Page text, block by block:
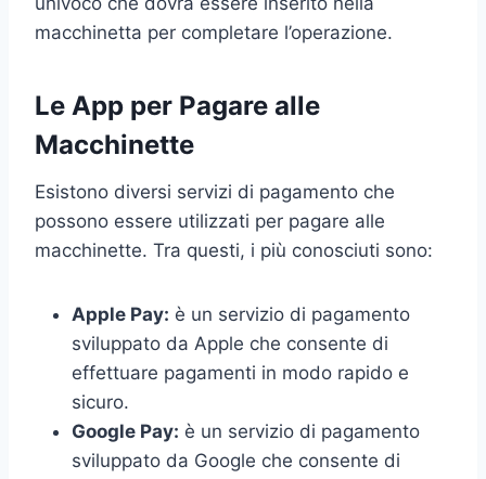
macchinetta per completare l’operazione.
Le App per Pagare alle
Macchinette
Esistono diversi servizi di pagamento che
possono essere utilizzati per pagare alle
macchinette. Tra questi, i più conosciuti sono:
Apple Pay: è un servizio di pagamento
sviluppato da Apple che consente di
effettuare pagamenti in modo rapido e
sicuro.
Google Pay: è un servizio di pagamento
sviluppato da Google che consente di